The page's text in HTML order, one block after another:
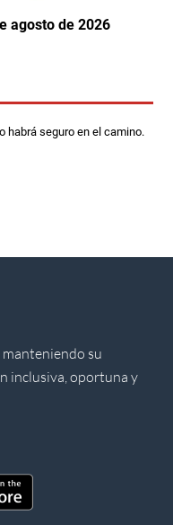
agosto de 2026
habrá seguro en el camino.
manteniendo su
inclusiva, oportuna y